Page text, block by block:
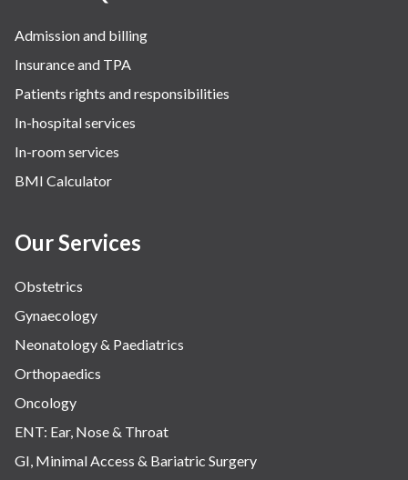
Admission and billing
Insurance and TPA
Patients rights and responsibilities
In-hospital services
In-room services
BMI Calculator
Our Services
Obstetrics
Gynaecology
Neonatology & Paediatrics
Orthopaedics
Oncology
ENT: Ear, Nose & Throat
GI, Minimal Access & Bariatric Surgery